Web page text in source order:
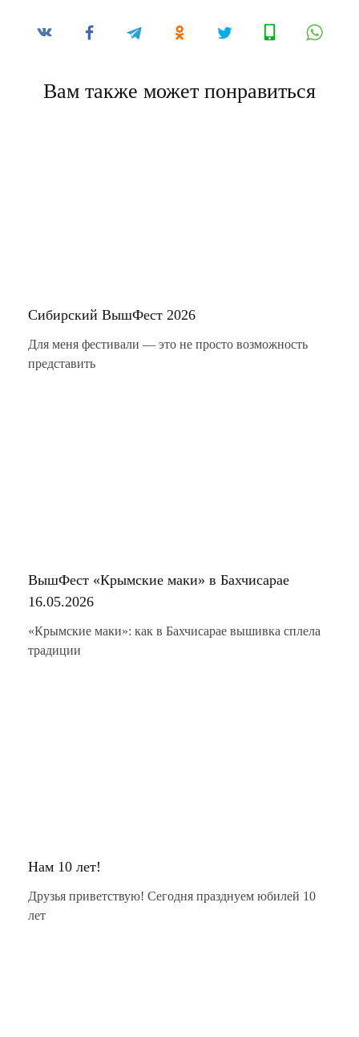
Вам также может понравиться
Сибирский ВышФест 2026
Для меня фестивали — это не просто возможность
представить
ВышФест «Крымские маки» в Бахчисарае
16.05.2026
«Крымские маки»: как в Бахчисарае вышивка сплела
традиции
Нам 10 лет!
Друзья приветствую! Сегодня празднуем юбилей 10
лет